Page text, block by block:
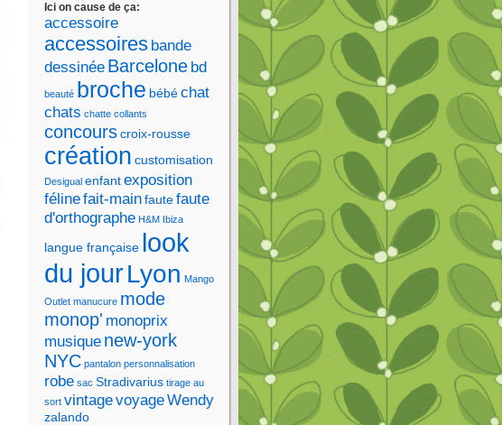
Ici on cause de ça:
accessoire
accessoires bande
dessinée Barcelone bd
beauté broche bébéchat
chats chatte collants
concourscroix-rousse
création customisation
Desigual enfantexposition
félinefait-mainfautefaute
d'orthographe H&M Ibiza
langue française look
du jourLyon Mango
Outlet manucure mode
monop' monoprix
musique new-york
NYC pantalon personnalisation
robe sac Stradivarius tirage au
sort vintagevoyageWendy
zalando